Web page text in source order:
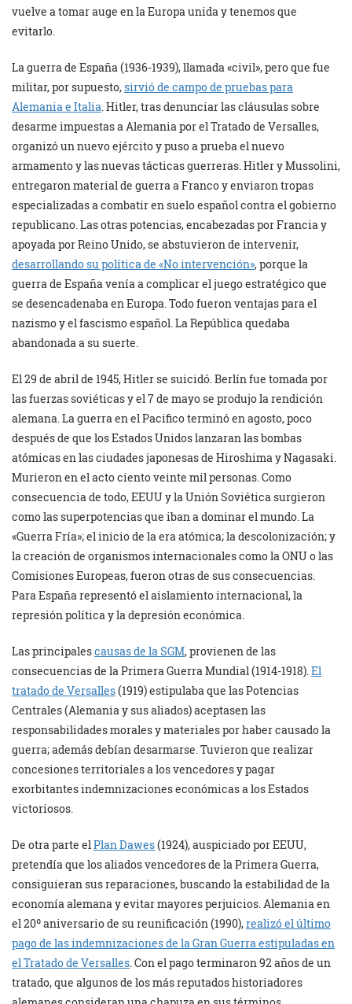
vuelve a tomar auge en la Europa unida y tenemos que
evitarlo.
La guerra de España (1936-1939), llamada «civil», pero que fue
militar, por supuesto,sirvió de campo de pruebas para
Alemania e Italia. Hitler, tras denunciar las cláusulas sobre
desarme impuestas a Alemania por el Tratado de Versalles,
organizó un nuevo ejército y puso a prueba el nuevo
armamento y las nuevas tácticas guerreras. Hitler y Mussolini,
entregaron material de guerra a Franco y enviaron tropas
especializadas a combatir en suelo español contra el gobierno
republicano. Las otras potencias, encabezadas por Francia y
apoyada por Reino Unido, se abstuvieron de intervenir,
desarrollando su política de «No intervención», porque la
guerra de España venía a complicar el juego estratégico que
se desencadenaba en Europa. Todo fueron ventajas para el
nazismo y el fascismo español. La República quedaba
abandonada a su suerte.
El 29 de abril de 1945, Hitler se suicidó. Berlín fue tomada por
las fuerzas soviéticas y el 7 de mayo se produjo la rendición
alemana. La guerra en el Pacifico terminó en agosto, poco
después de que los Estados Unidos lanzaran las bombas
atómicas en las ciudades japonesas de Hiroshima y Nagasaki.
Murieron en el acto ciento veinte mil personas. Como
consecuencia de todo, EEUU y la Unión Soviética surgieron
como las superpotencias que iban a dominar el mundo. La
«Guerra Fría»; el inicio de la era atómica; la descolonización; y
la creación de organismos internacionales como la ONU o las
Comisiones Europeas, fueron otras de sus consecuencias.
Para España representó el aislamiento internacional, la
represión política y la depresión económica.
Las principalescausas de la SGM, provienen de las
consecuencias de la Primera Guerra Mundial (1914-1918).El
tratado de Versalles(1919) estipulaba que las Potencias
Centrales (Alemania y sus aliados) aceptasen las
responsabilidades morales y materiales por haber causado la
guerra; además debían desarmarse. Tuvieron que realizar
concesiones territoriales a los vencedores y pagar
exorbitantes indemnizaciones económicas a los Estados
victoriosos.
De otra parte elPlan Dawes(1924), auspiciado por EEUU,
pretendía que los aliados vencedores de la Primera Guerra,
consiguieran sus reparaciones, buscando la estabilidad de la
economía alemana y evitar mayores perjuicios. Alemania en
el 20º aniversario de su reunificación (1990),realizó el último
pago de las indemnizaciones de la Gran Guerra estipuladas en
el Tratado de Versalles. Con el pago terminaron 92 años de un
tratado, que algunos de los más reputados historiadores